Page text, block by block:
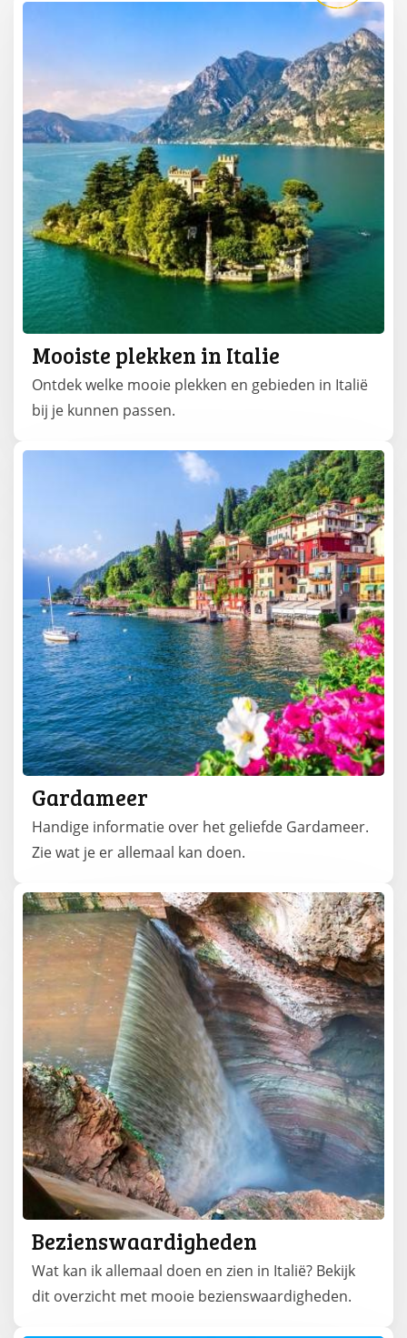
Mooiste plekken in Italie
Ontdek welke mooie plekken en gebieden in Italië
bij je kunnen passen.
Gardameer
Handige informatie over het geliefde Gardameer.
Zie wat je er allemaal kan doen.
Bezienswaardigheden
Wat kan ik allemaal doen en zien in Italië? Bekijk
dit overzicht met mooie bezienswaardigheden.